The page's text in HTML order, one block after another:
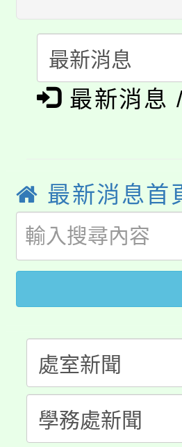
者。
份教師研習
會
115年食農
程
「本色祭
場熱烈登場!
8/21下午1
局官網。
8月14至27
開!
115年桃園
田徑場及
桃園市低
視費優惠
者。
大園自造
份教師研習
淨零綠生
會
115年食農
程
最新消息
最新消息首